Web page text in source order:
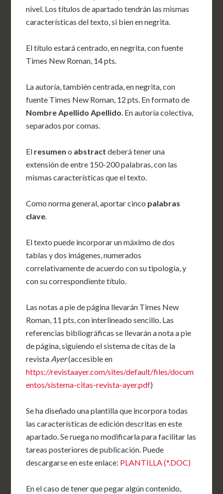
nivel. Los títulos de apartado tendrán las mismas
características del texto, si bien en negrita.
El título estará centrado, en negrita, con fuente
Times New Roman, 14 pts.
La autoría, también centrada, en negrita, con
fuente Times New Roman, 12 pts. En formato de
Nombre Apellido Apellido. En autoría colectiva,
separados por comas.
El resumen o abstract deberá tener una
extensión de entre 150-200 palabras, con las
mismas características que el texto.
Como norma general, aportar cinco palabras
clave.
El texto puede incorporar un máximo de dos
tablas y dos imágenes, numerados
correlativamente de acuerdo con su tipología, y
con su correspondiente título.
Las notas a pie de página llevarán Times New
Roman, 11 pts, con interlineado sencillo. Las
referencias bibliográficas se llevarán a nota a pie
de página, siguiendo el sistema de citas de la
revista Ayer(accesible en
https://revistaayer.com/sites/default/files/docum
entos/sistema-citas-revista-ayer.pdf)
Se ha diseñado una plantilla que incorpora todas
las características de edición descritas en este
apartado. Se ruega no modificarla para facilitar las
tareas posteriores de publicación. Puede
descargarse en este enlace: PLANTILLA (*.DOC)
En el caso de tener que pegar algún contenido,